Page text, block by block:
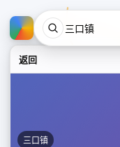
返回
三口镇